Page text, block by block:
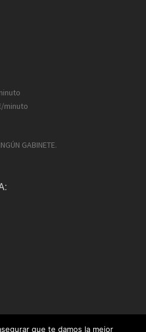
minuto
GABINETE.
que te damos la mejor